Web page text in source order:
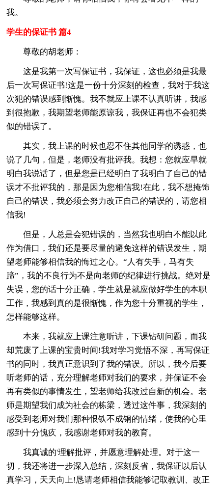
我。
学生的保证书 篇4
尊敬的胡老师：
这是我第一次写保证书，我保证，这也必须是我最
后一次写保证书!这是一份十分深刻的检查，我对于我这
次犯的错误感到惭愧。我不就应上课不认真听讲，我感
到很抱歉，我期望老师能原谅我，我保证再也不会犯类
似的错误了。
其实，我上课的时候也忍不住其他同学的诱惑，也
说了几句，但是，老师没有批评我。我想：您就应早就
明白我说话了，但是您是已经明白了我明白了自己的错
误才不批评我的，那是因为您相信我!在此，我不想掩饰
自己的错误，我必须会努力改正自己的错误的，请您相
信我!
但是，人总是会犯错误的，当然我也明白不能以此
作为借口，我们还是要尽量的避免这样的错误发生，期
望老师能够相信我的悔过之心。“人有失手，马有失
蹄”，我的不良行为不是向老师的纪律进行挑战。绝对是
失误，您的话十分正确，学生就是就应做好学生的本职
工作，我感到真的是很惭愧，作为您十分重视的学生，
怎样能够这样。
本来，我就应上课注意听讲，下课钻研问题，而我
却荒废了上课的宝贵时间!我对学习觉悟不深，再写保证
书的同时，我真正意识到了我的错误。所以，我今后要
听老师的话，充分理解老师对我们的要求，并保证不会
再有类似的事情发生，望老师给我改过自新的机会。老
师是期望我们成为社会的栋梁，透过这件事，我深刻的
感受到老师对我们那种恨铁不成钢的情绪，使我的心里
感到十分愧疚，我感谢老师对我的教育。
我真诚的'理解批评，并愿意理解处理。对于这一
切，我还将进一步深入总结，深刻反省，我保证以后认
真学习，天天向上!恳请老师相信我能够记取教训、改正